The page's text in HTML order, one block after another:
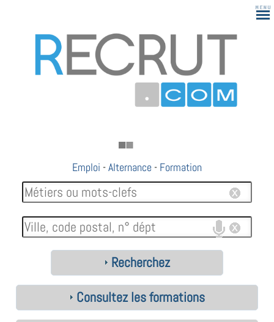
Emploi -Alternance - Formation
Recherchez
Consultez les formations